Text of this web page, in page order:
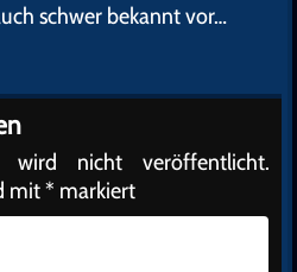
schwer bekannt vor…
wird nicht veröffentlicht.
mit* markiert